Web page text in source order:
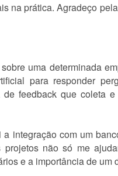
na prática. Agradeço
uma determinada
para responder
feedback que coleta
integração com um
não só me
e a importância de um